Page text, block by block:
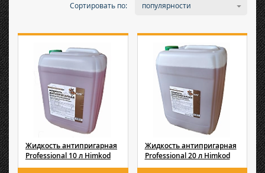
Сортировать по: популярности
Жидкость антипригарная
Professional 10 л Himkod
Жидкость антипригарная
Professional 20 л Himkod